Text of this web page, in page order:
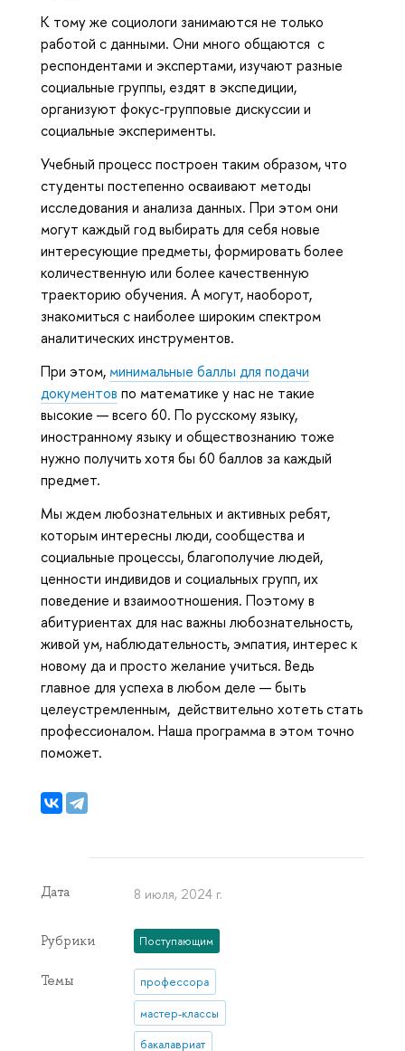
К тому же социологи занимаются не только
работой с данными. Они много общаются с
респондентами и экспертами, изучают разные
социальные группы, ездят в экспедиции,
организуют фокус-групповые дискуссии и
социальные эксперименты.
Учебный процесс построен таким образом, что
студенты постепенно осваивают методы
исследования и анализа данных. При этом они
могут каждый год выбирать для себя новые
интересующие предметы, формировать более
количественную или более качественную
траекторию обучения. А могут, наоборот,
знакомиться с наиболее широким спектром
аналитических инструментов.
При этом, минимальные баллы для подачи
документов по математике у нас не такие
высокие — всего 60. По русскому языку,
иностранному языку и обществознанию тоже
нужно получить хотя бы 60 баллов за каждый
предмет.
Мы ждем любознательных и активных ребят,
которым интересны люди, сообщества и
социальные процессы, благополучие людей,
ценности индивидов и социальных групп, их
поведение и взаимоотношения. Поэтому в
абитуриентах для нас важны любознательность,
живой ум, наблюдательность, эмпатия, интерес к
новому да и просто желание учиться. Ведь
главное для успеха в любом деле — быть
целеустремленным, действительно хотеть стать
профессионалом. Наша программа в этом точно
поможет.
Дата 8 июля, 2024 г.
Рубрики Поступающим
Темы профессора
мастер-классы
бакалавриат